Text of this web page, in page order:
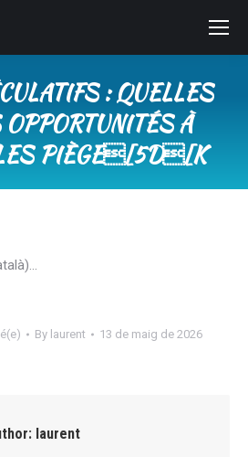
: QUELLES
À
PIÈGE[5D[K
By laurent 13 de maig de 2026
laurent